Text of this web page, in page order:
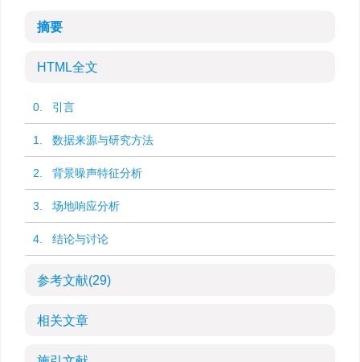
摘要
HTML全文
0. 引言
1. 数据来源与研究方法
2. 背景噪声特征分析
3. 场地响应分析
4. 结论与讨论
参考文献(29)
相关文章